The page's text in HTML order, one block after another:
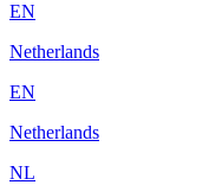
EN
Netherlands
EN
Netherlands
NL